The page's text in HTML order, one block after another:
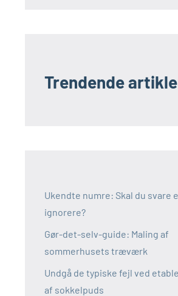
Trendende
Ukendte numre: Skal du svare
ignorere?
Gør-det-selv-guide: Maling af
sommerhusets træværk
Undgå de typiske fejl ved
af sokkelpuds